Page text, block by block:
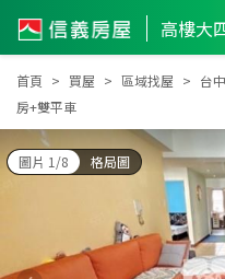
首頁 買屋 區域找屋 台
房+雙平車
圖片 1/8 格局圖